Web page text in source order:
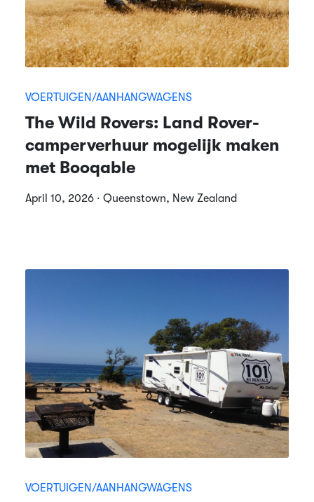
VOERTUIGEN/AANHANGWAGENS
The Wild Rovers: Land Rover-
camperverhuur mogelijk maken
met Booqable
April 10, 2026 · Queenstown, New Zealand
VOERTUIGEN/AANHANGWAGENS